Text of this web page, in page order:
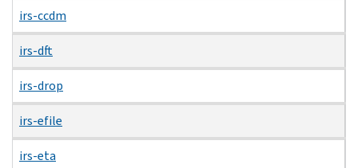
irs-ccdm
irs-dft
irs-drop
irs-efile
irs-eta